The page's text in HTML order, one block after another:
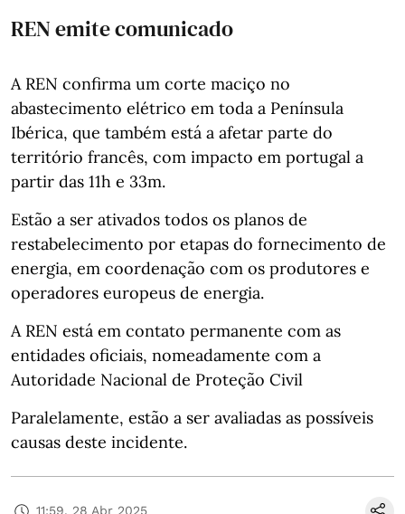
REN emite comunicado
A REN confirma um corte maciço no
abastecimento elétrico em toda a Península
Ibérica, que também está a afetar parte do
território francês, com impacto em portugal a
partir das 11h e 33m.
Estão a ser ativados todos os planos de
restabelecimento por etapas do fornecimento de
energia, em coordenação com os produtores e
operadores europeus de energia.
A REN está em contato permanente com as
entidades oficiais, nomeadamente com a
Autoridade Nacional de Proteção Civil
Paralelamente, estão a ser avaliadas as possíveis
causas deste incidente.
11:59, 28 Abr 2025